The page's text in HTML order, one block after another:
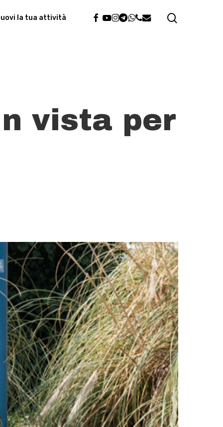
la tua attività facebook
youtube
instagram
telegram
whatsapp
phone
email
vista per